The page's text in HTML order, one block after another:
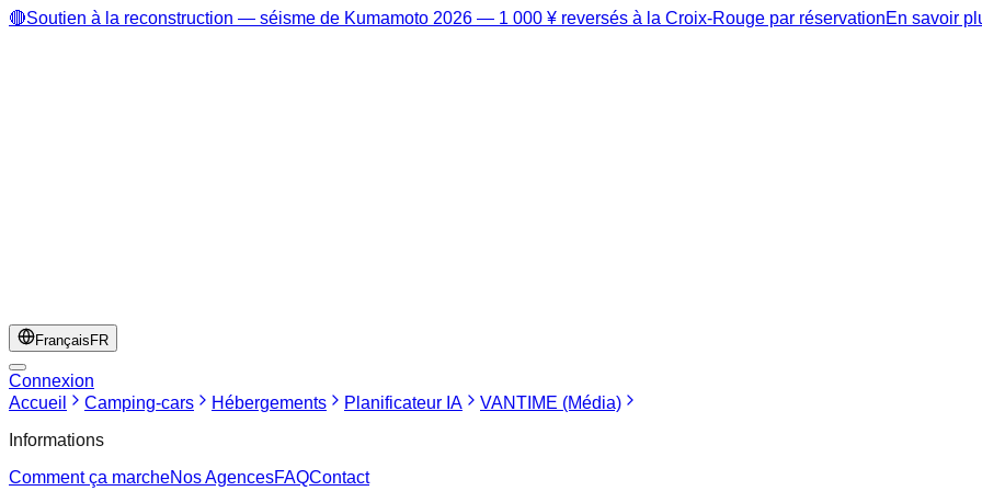
🔴Soutien à la reconstruction — séisme de Kumamoto 2026 — 1 000 ¥ reversés à la Croix-Rouge par réservationEn savoir
Français FR
Connexion
Accueil
Camping-cars Hébergements Planificateur IA
VANTIME (Média)
Informations
Comment ça marcheNos AgencesFAQContact